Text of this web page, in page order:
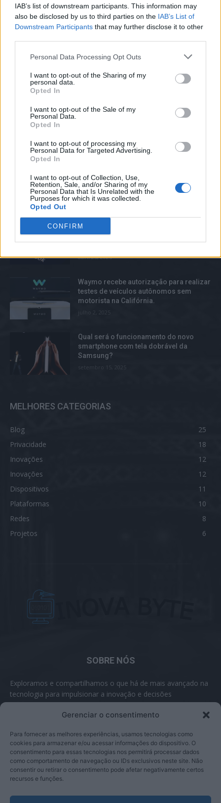
IAB’s list of downstream participants. This information may
also be disclosed by us to third parties on the IAB’s List of
Downstream Participants that may further disclose it to other
Personal Data Processing Opt Outs
I want to opt-out of the Sharing of my
personal data.
Opted In
I want to opt-out of the Sale of my
Personal Data.
Opted In
I want to opt-out of processing my
Personal Data for Targeted Advertising.
Opted In
I want to opt-out of Collection, Use,
Retention, Sale, and/or Sharing of my
Personal Data that Is Unrelated with the
Purposes for which it was collected.
Opted Out
CONFIRM
Gerenciar o consentimento
Para fornecer as melhores experiências, usamos tecnologias como
cookies para armazenar e/ou acessar informações do dispositivo. O
consentimento para essas tecnologias nos permitirá processar dados
como comportamento de navegação ou IDs exclusivos neste site. Não
consentir ou retirar o consentimento pode afetar negativamente certos
recursos e funções.
MELHORES DO DIA
Análise do Anki Vector: Um robô
setembro 18, 2025
Influenciador processado por não
julho 24, 2025
diminuição no número de usuários, e
isso é atribuído ao desempenho de seu
maio 30, 2025
TOP TRENDS
O Facebook está desenvolvendo um
aplicativo de música para competir com
abril 25, 2025
Waymo recebe autorização para realizar
testes de veículos autônomos sem
motorista na Califórnia.
Qual será o funcionamento do novo
smartphone com tela dobrável da
Samsung?
setembro 15, 2025
MELHORES CATEGORIAS
Blog
25
Privacidade
18
Inovações
12
Inovações
12
Dispositivos
11
Plataformas
10
Redes
8
Projetos
6
SOBRE NÓS
Exploramos e compartilhamos o que há de mais avançado na
tecnologia para impulsionar a inovação e decisões
inteligentes.
SIGA-NOS